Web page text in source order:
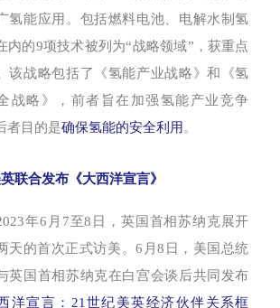
氢能应用。包括燃料电池、电解水制氢
内的9项技术被列为“战略领域”，获重点
该战略包括了《氢能产业战略》和《氢
战略》，前者旨在加强氢能产业竞争
者目的是确保氢能的安全利用。
联合发布《大西洋宣言》
年6月7至8日，英国首相苏纳克展开
天的首次正式访美。6月8日，美国总统
英国首相苏纳克在白宫会谈后共同发布
洋宣言：21世纪美英经济伙伴关系框